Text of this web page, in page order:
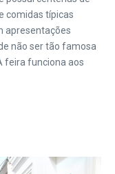
comidas típicas
apresentações
não ser tão famosa
feira funciona aos